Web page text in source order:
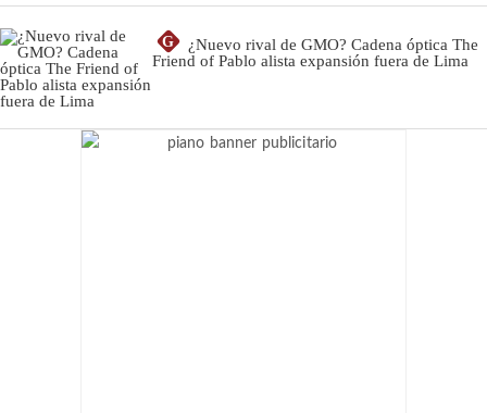
G
¿Nuevo rival de GMO? Cadena óptica The
Friend of Pablo alista expansión fuera de Lima